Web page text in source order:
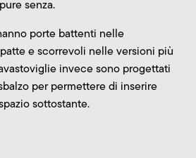
senza.
porte battenti nelle
e scorrevoli nelle versioni più
invece sono progettati
per permettere di inserire
sottostante.